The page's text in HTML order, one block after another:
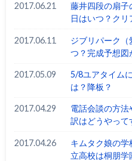
2017.06.21
藤井四段の扇子
日はいつ？クリ
2017.06.11
ジブリパーク
つ？完成予想図
2017.05.09
5/8ユアタイム
は？降板？
2017.04.29
電話会談の方法
訳はどうやって
2017.04.26
キムタク娘の
立高校は桐朋学